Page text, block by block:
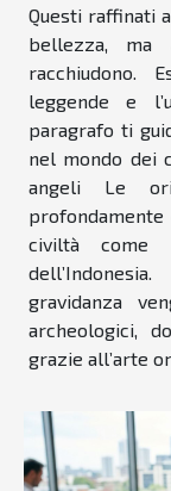
Questi raffinati
bellezza,
racchiudono.
leggende e
paragrafo ti
nel mondo dei
angeli Le
civiltà come
gravidanza
archeologici,
grazie all’arte